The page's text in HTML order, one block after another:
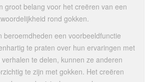
groot belang voor het creëren van een
rond gokken.
beroemdheden een voorbeeldfunctie
te praten over hun ervaringen met
te delen, kunnen ze anderen
te zijn met gokken. Het creëren